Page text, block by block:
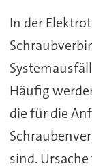
In der
Häufig
die für die
sind.